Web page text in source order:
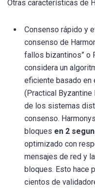
Otras características de
Consenso rápido y
consenso de
fallos bizantinos” o
considera un
eficiente basado en
(Practical Byzantine
de los sistemas
consenso.
bloques en 2
optimizado con
mensajes de red y
bloques. Esto hace
cientos de